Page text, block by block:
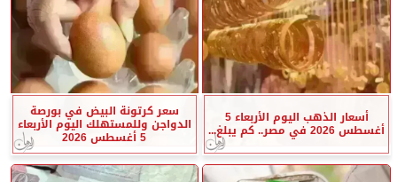
أسعار الذهب اليوم الأربعاء 5
أغسطس 2026 في مصر.. كم يبلغ...
سعر كرتونة البيض في بورصة
الدواجن وللمستهلك اليوم الأربعاء
5 أغسطس 2026